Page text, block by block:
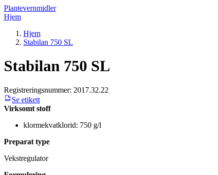
Plantevernmidler
Hjem
Hjem
Stabilan 750 SL
Stabilan 750 SL
Registreringsnummer: 2017.32.22
Se etikett
Virksomt stoff
klormekvatklorid: 750 g/l
Preparat type
Vekstregulator